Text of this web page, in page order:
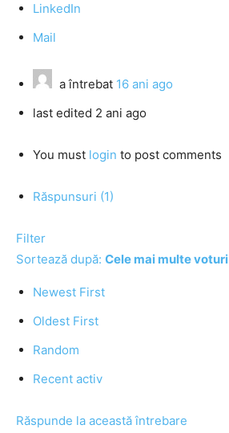
LinkedIn
Mail
a întrebat 16 ani ago
last edited 2 ani ago
You must login to post comments
Răspunsuri (1)
Filter
Sortează după: Cele mai multe voturi
Newest First
Oldest First
Random
Recent activ
Răspunde la această întrebare